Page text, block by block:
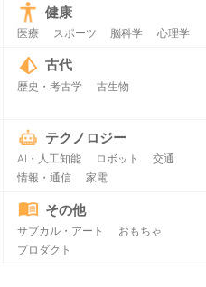
健康
医療 スポーツ 脳科学 心理学
古代
歴史・考古学 古生物
テクノロジー
AI・人工知能 ロボット
交通
情報・通信
家電
その他
サブカル・アート
おもちゃ
プロダクト